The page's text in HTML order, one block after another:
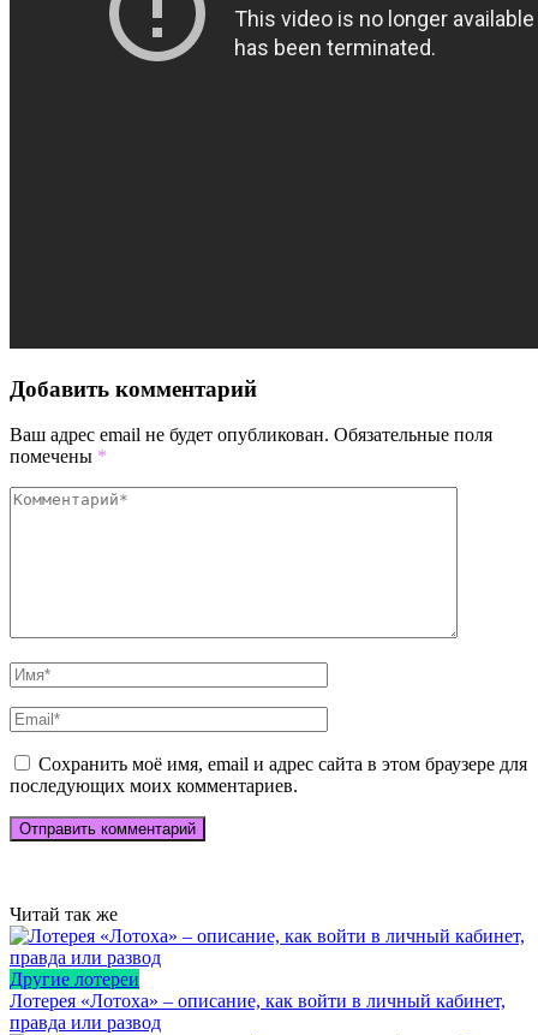
Добавить комментарий
Ваш адрес email не будет опубликован. Обязательные поля
помечены *
Сохранить моё имя, email и адрес сайта в этом браузере для
последующих моих комментариев.
Читай так же
Другие лотереи
Лотерея «Лотоха» – описание, как войти в личный кабинет,
правда или развод